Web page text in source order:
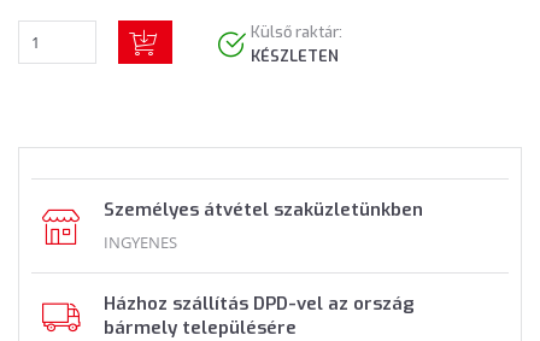
Külső raktár:
KÉSZLETEN
Személyes átvétel szaküzletünkben
INGYENES
Házhoz szállítás DPD-vel az ország
bármely településére